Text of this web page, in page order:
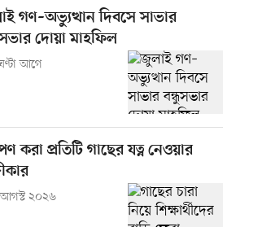
গণ–অভ্যুত্থান দিবসে সাভার
দোয়া মাহফিল
আগে
করা প্রতিটি গাছের যত্ন নেওয়ার
২০২৬